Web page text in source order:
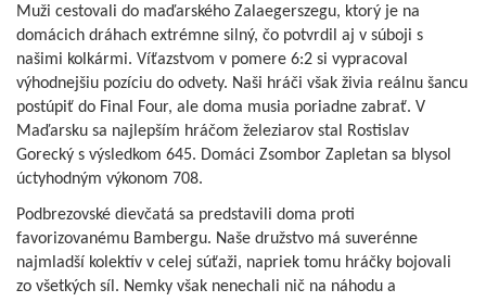
Muži cestovali do maďarského Zalaegerszegu, ktorý je na
domácich dráhach extrémne silný, čo potvrdil aj v súboji s
našimi kolkármi. Víťazstvom v pomere 6:2 si vypracoval
výhodnejšiu pozíciu do odvety. Naši hráči však živia reálnu šancu
postúpiť do Final Four, ale doma musia poriadne zabrať. V
Maďarsku sa najlepším hráčom železiarov stal Rostislav
Gorecký s výsledkom 645. Domáci Zsombor Zapletan sa blysol
úctyhodným výkonom 708.
Podbrezovské dievčatá sa predstavili doma proti
favorizovanému Bambergu. Naše družstvo má suverénne
najmladší kolektív v celej súťaži, napriek tomu hráčky bojovali
zo všetkých síl. Nemky však nenechali nič na náhodu a